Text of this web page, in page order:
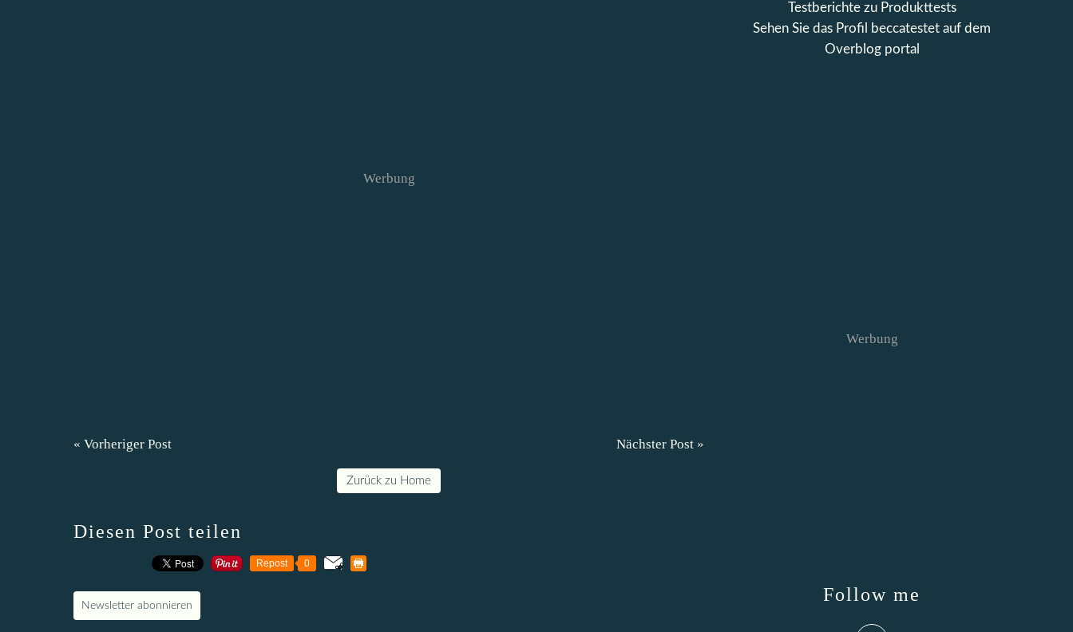
Werbung
« Vorheriger Post Nächster Post »
Zurück zu Home
Diesen Post teilen
Repost 0
Newsletter abonnieren
Testberichte zu Produkttests
Sehen Sie das Profil
beccatestet auf dem
Overblog portal
Follow me
Werbung